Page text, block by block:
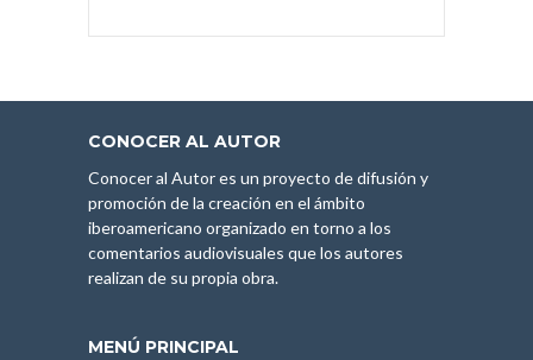
CONOCER AL AUTOR
Conocer al Autor es un proyecto de difusión y
promoción de la creación en el ámbito
iberoamericano organizado en torno a los
comentarios audiovisuales que los autores
realizan de su propia obra.
MENÚ PRINCIPAL